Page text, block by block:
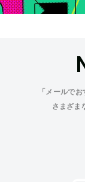
「メールで
さまざま